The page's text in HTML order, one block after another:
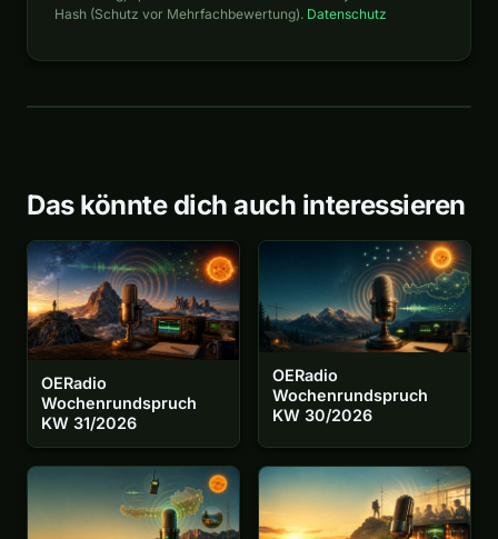
Hash (Schutz vor Mehrfachbewertung). Datenschutz
Das könnte dich auch interessieren
OERadio
Wochenrundspruch
KW 31/2026
OERadio
Wochenrundspruch
KW 30/2026